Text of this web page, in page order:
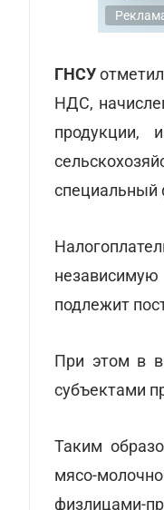
ГНСУ
НДС,
продукции,
специальный
подлежит
При этом в
субъектами
Таким
мясо-
физлицами-